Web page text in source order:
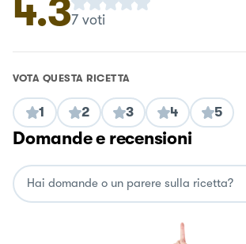
4.37voti
VOTA QUESTA RICETTA
1 2 3 4 5
Domande e recensioni